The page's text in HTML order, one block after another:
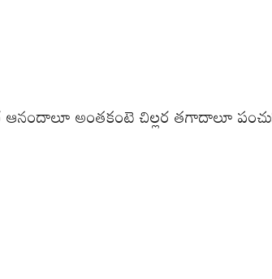
ఆనందాలూ అంతకంటె చిల్లర తగాదాలూ